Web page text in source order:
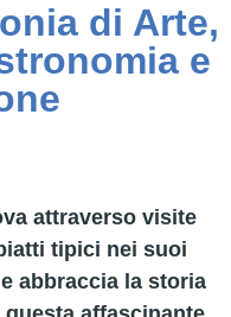
di Arte,
e
attraverso visite
tipici nei suoi
abbraccia la storia